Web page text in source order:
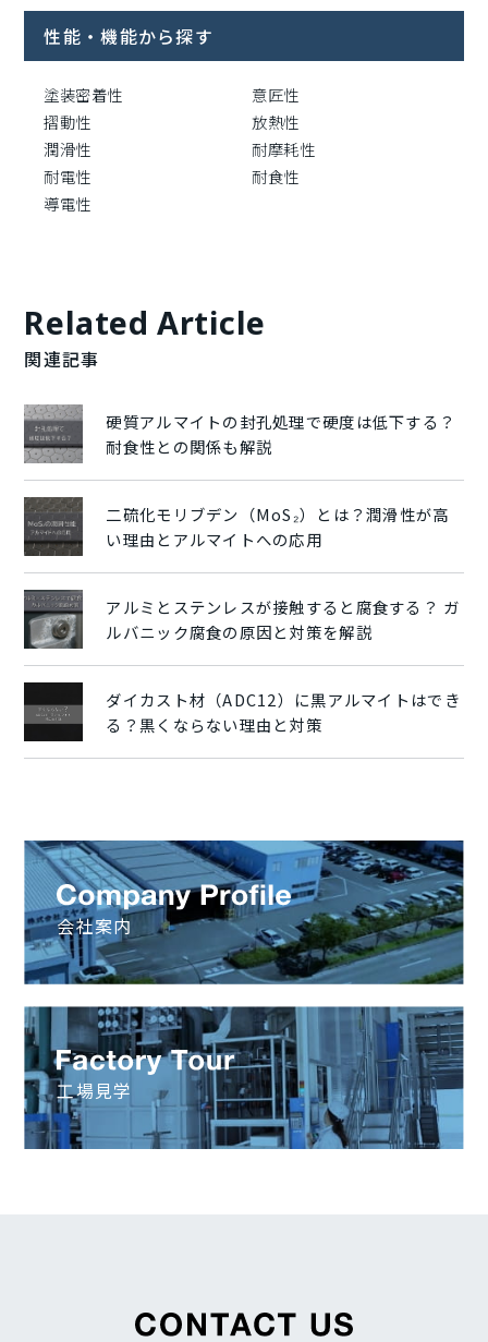
性能・機能から探す
塗装密着性
意匠性
摺動性
放熱性
潤滑性
耐摩耗性
耐電性
耐食性
導電性
Related Article
関連記事
硬質アルマイトの封孔処理で硬度は低下する？
耐食性との関係も解説
二硫化モリブデン（MoS₂）とは？潤滑性が高
い理由とアルマイトへの応用
アルミとステンレスが接触すると腐食する？ ガ
ルバニック腐食の原因と対策を解説
ダイカスト材（ADC12）に黒アルマイトはでき
る？黒くならない理由と対策
会社案内
工場見学